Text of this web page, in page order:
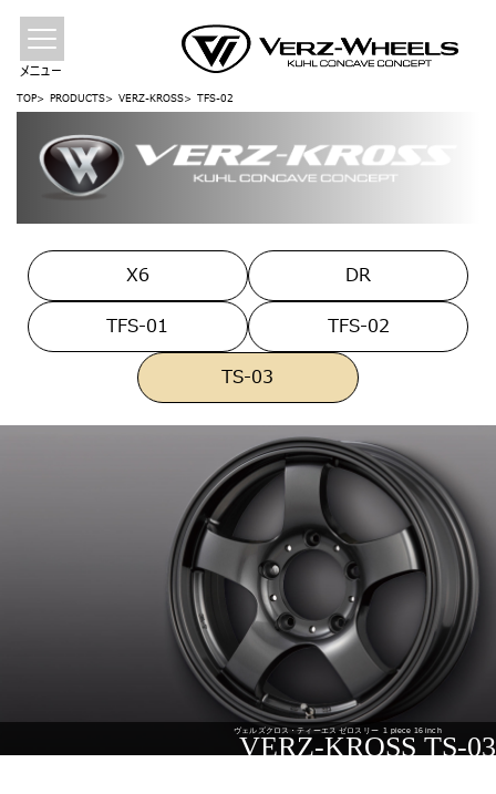
メニュー
TOP PRODUCTS VERZ-KROSS TFS-02
X6
DR
TFS-01
TFS-02
TS-03
ヴェルズクロス・ティーエス ゼロスリー 1 piece 16 inch
VERZ-KROSS TS-03